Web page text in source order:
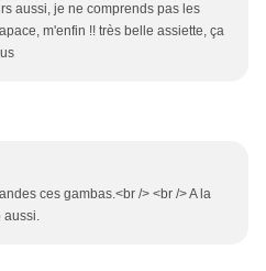
aussi, je ne comprends pas les
m'enfin !! très belle assiette, ça
ces gambas.<br /> <br /> A la
aussi.